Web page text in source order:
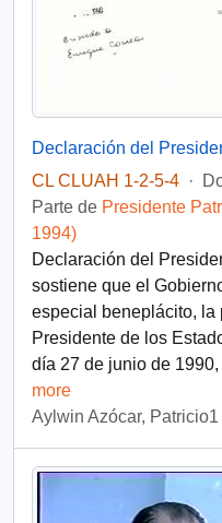
CL CLUAH 1-2-5-4 ·
Parte de Presidente
1994)
Declaración del
sostiene que el
especial beneplácito, la
Presidente de los
día 27 de junio de
more
Aylwin Azócar, Patricio1